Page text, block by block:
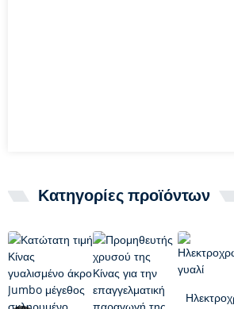
Κατηγορίες προϊόντων